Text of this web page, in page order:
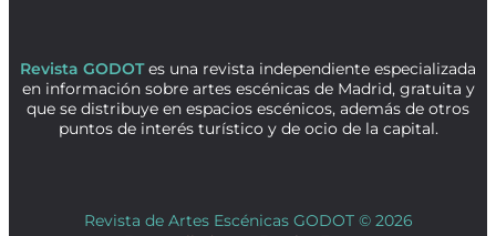
Revista GODOTes una revista independiente especializada
en información sobre artes escénicas de Madrid, gratuita y
que se distribuye en espacios escénicos, además de otros
puntos de interés turístico y de ocio de la capital.
Revista de Artes Escénicas GODOT © 2026